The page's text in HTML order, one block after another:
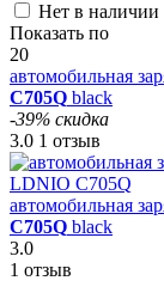
Нет в наличии
Показать по
20
автомобильная
C705Q black
-39% скидка
3.0 1 отзыв
автомобильная
C705Q black
3.0
1 отзыв